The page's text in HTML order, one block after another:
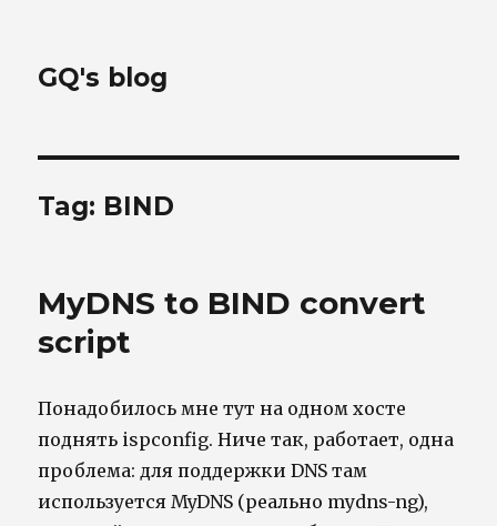
GQ's blog
Tag: BIND
MyDNS to BIND convert
script
Понадобилось мне тут на одном хосте
поднять ispconfig. Ниче так, работает, одна
проблема: для поддержки DNS там
используется MyDNS (реально mydns-ng),